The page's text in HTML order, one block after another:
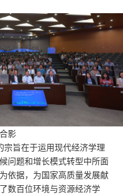
影
宗旨在于运用现代经济学理
问题和增长模式转型中所面
依据，为国家高质量发展献
数百位环境与资源经济学